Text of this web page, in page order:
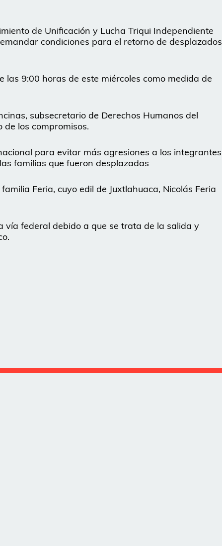
de Unificación y Lucha Triqui Independiente
condiciones para el retorno de desplazados
las 9:00 horas de este miércoles como medida de
subsecretario de Derechos Humanos del
los compromisos.
para evitar más agresiones a los integrantes
familias que fueron desplazadas
Feria, cuyo edil de Juxtlahuaca, Nicolás Feria
vía federal debido a que se trata de la salida y